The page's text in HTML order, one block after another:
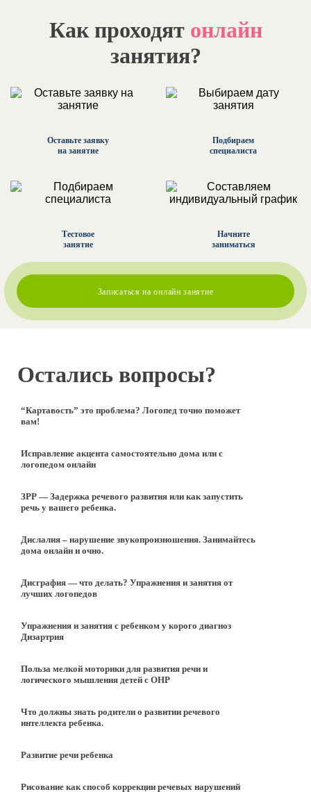
Как проходят онлайн
занятия?
Оставьте заявку
на занятие
Подбираем
специалиста
Тестовое
занятие
Начните
заниматься
Записаться на онлайн занятие
Остались вопросы?
“Картавость” это проблема? Логопед точно поможет
вам!
Исправление акцента самостоятельно дома или с
логопедом онлайн
ЗРР — Задержка речевого развития или как запустить
речь у вашего ребенка.
Дислалия – нарушение звукопроизношения. Занимайтесь
дома онлайн и очно.
Дисграфия — что делать? Упражнения и занятия от
лучших логопедов
Упражнения и занятия с ребенком у корого диагноз
Дизартрия
Польза мелкой моторики для развития речи и
логического мышления детей с ОНР
Что должны знать родители о развитии речевого
интеллекта ребенка.
Развитие речи ребенка
Рисование как способ коррекции речевых нарушений